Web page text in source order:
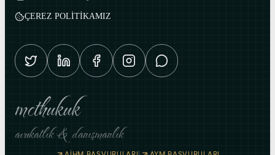
ÇEREZ POLİTİKAMIZ
mcthukuk
avukatlık & danışmanlık